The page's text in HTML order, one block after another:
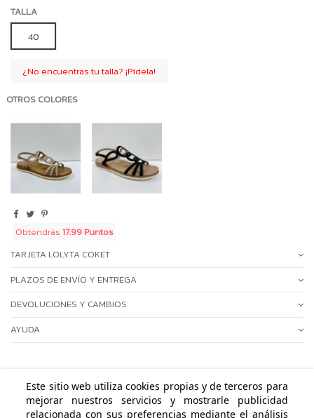
TALLA
40
¿No encuentras tu talla? ¡Pídela!
OTROS COLORES
Obtendrás 17.99 Puntos
TARJETA LOLYTA COKET
PLAZOS DE ENVÍO Y ENTREGA
DEVOLUCIONES Y CAMBIOS
AYUDA
ÁREA PERSONAL
Este sitio web utiliza cookies propias y de terceros para
mejorar nuestros servicios y mostrarle publicidad
relacionada con sus preferencias mediante el análisis